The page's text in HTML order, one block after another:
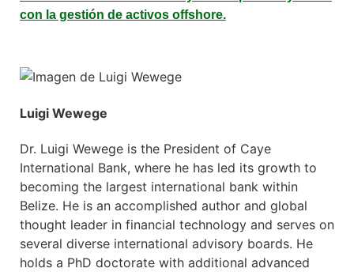
con la gestión de activos offshore.
Luigi Wewege
Dr. Luigi Wewege is the President of Caye
International Bank, where he has led its growth to
becoming the largest international bank within
Belize. He is an accomplished author and global
thought leader in financial technology and serves on
several diverse international advisory boards. He
holds a PhD doctorate with additional advanced